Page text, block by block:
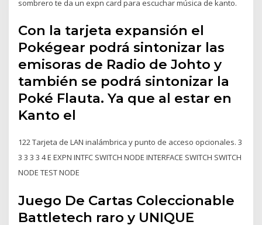
sombrero te da un expn card para escuchar música de kanto.
Con la tarjeta expansión el
Pokégear podrá sintonizar las
emisoras de Radio de Johto y
también se podrá sintonizar la
Poké Flauta. Ya que al estar en
Kanto el
122 Tarjeta de LAN inalámbrica y punto de acceso opcionales. 3
3 3 3 3 4 E EXPN INTFC SWITCH NODE INTERFACE SWITCH SWITCH
NODE TEST NODE
Juego De Cartas Coleccionable
Battletech raro y UNIQUE